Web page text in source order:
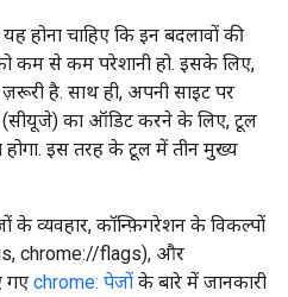
होना चाहिए कि इन बदलावों की
से कम परेशानी हो. इसके लिए,
है. साथ ही, अपनी साइट पर
(सीयूजे) का ऑडिट करने के लिए, टूल
होगा. इस तरह के टूल में तीन मुख्य
के व्यवहार, कॉन्फ़िगरेशन के विकल्पों
chrome://flags), और
गए chrome: पेजों के बारे में जानकारी